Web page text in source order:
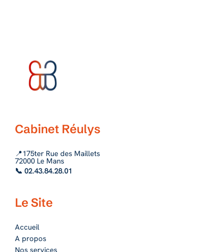
Cabinet Réulys
📍175ter Rue des Maillets
72000 Le Mans
📞 02.43.84.28.01
Le Site
Accueil
A propos
Nos services